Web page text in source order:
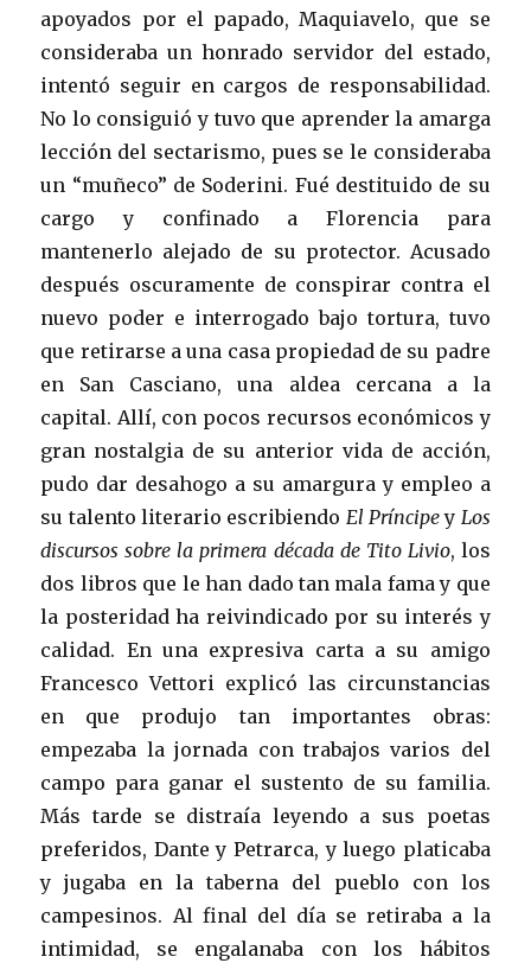
apoyados por el papado, Maquiavelo, que se
consideraba un honrado servidor del estado,
intentó seguir en cargos de responsabilidad.
No lo consiguió y tuvo que aprender la amarga
lección del sectarismo, pues se le consideraba
un “muñeco” de Soderini. Fué destituido de su
cargo y confinado a Florencia para
mantenerlo alejado de su protector. Acusado
después oscuramente de conspirar contra el
nuevo poder e interrogado bajo tortura, tuvo
que retirarse a una casa propiedad de su padre
en San Casciano, una aldea cercana a la
capital. Allí, con pocos recursos económicos y
gran nostalgia de su anterior vida de acción,
pudo dar desahogo a su amargura y empleo a
su talento literario escribiendo El Príncipey Los
discursos sobre la primera década de Tito Livio, los
dos libros que le han dado tan mala fama y que
la posteridad ha reivindicado por su interés y
calidad. En una expresiva carta a su amigo
Francesco Vettori explicó las circunstancias
en que produjo tan importantes obras:
empezaba la jornada con trabajos varios del
campo para ganar el sustento de su familia.
Más tarde se distraía leyendo a sus poetas
preferidos, Dante y Petrarca, y luego platicaba
y jugaba en la taberna del pueblo con los
campesinos. Al final del día se retiraba a la
intimidad, se engalanaba con los hábitos